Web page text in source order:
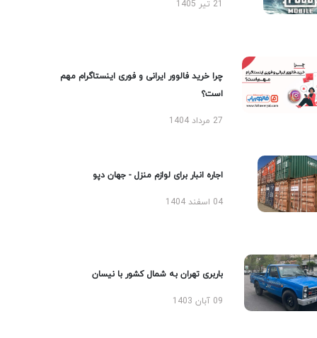
چرا خرید فالوور ایرانی و فوری اینستاگرام مهم
است؟
27 مرداد 1404
اجاره انبار برای لوازم منزل - جهان دپو
04 اسفند 1404
باربری تهران به شمال کشور با نیسان
09 آبان 1403